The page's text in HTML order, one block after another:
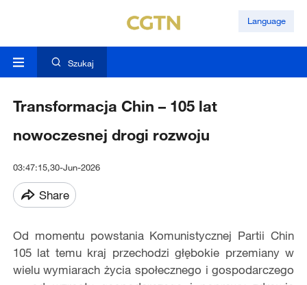
Language
Szukaj
Transformacja Chin – 105 lat
nowoczesnej drogi rozwoju
03:47:15,30-Jun-2026
Share
Od momentu powstania Komunistycznej Partii Chin
105 lat temu kraj przechodzi głębokie przemiany w
wielu wymiarach życia społecznego i gospodarczego